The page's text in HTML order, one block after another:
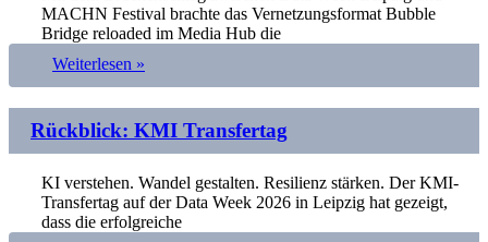
MACHN Festival brachte das Vernetzungsformat Bubble
Bridge reloaded im Media Hub die
Weiterlesen »
Rückblick: KMI Transfertag
KI verstehen. Wandel gestalten. Resilienz stärken. Der KMI-
Transfertag auf der Data Week 2026 in Leipzig hat gezeigt,
dass die erfolgreiche